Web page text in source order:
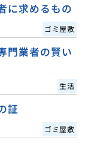
に求めるもの
ゴミ屋敷
門業者の賢い
生活
証
ゴミ屋敷